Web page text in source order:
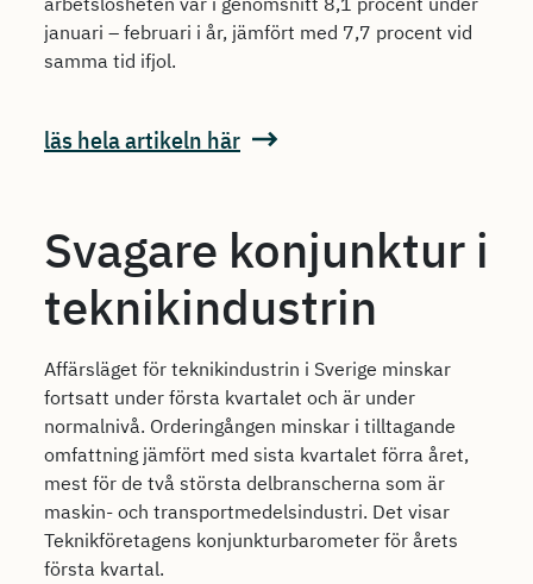
januari – februari i år, jämfört med 7,7 procent vid
samma tid ifjol.
läs hela artikeln här
Svagare konjunktur i
teknikindustrin
Affärsläget för teknikindustrin i Sverige minskar
fortsatt under första kvartalet och är under
normalnivå. Orderingången minskar i tilltagande
omfattning jämfört med sista kvartalet förra året,
mest för de två största delbranscherna som är
maskin- och transportmedelsindustri. Det visar
Teknikföretagens konjunkturbarometer för årets
första kvartal.